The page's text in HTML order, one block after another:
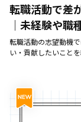
転職活動で差
｜未経験や職
転職活動の志望動機
い・貢献したいこと